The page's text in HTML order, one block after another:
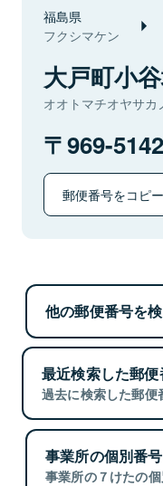
福島県
フクシマケン
大戸町小
オオトマチオヤサカ
969-5142
郵便番号をコピ
他の郵便番号を
最近検索した郵便
過去に検索した郵便
事業所の個別番
事業所の７けたの